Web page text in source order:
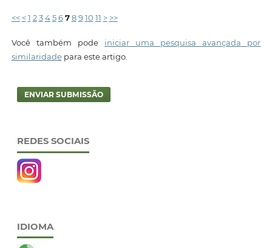
<< < 1 2 3 4 5 6 7 8 9 10 11 > >>
Você também pode iniciar uma pesquisa avançada por
similaridadepara este artigo.
ENVIAR SUBMISSÃO
REDES SOCIAIS
IDIOMA